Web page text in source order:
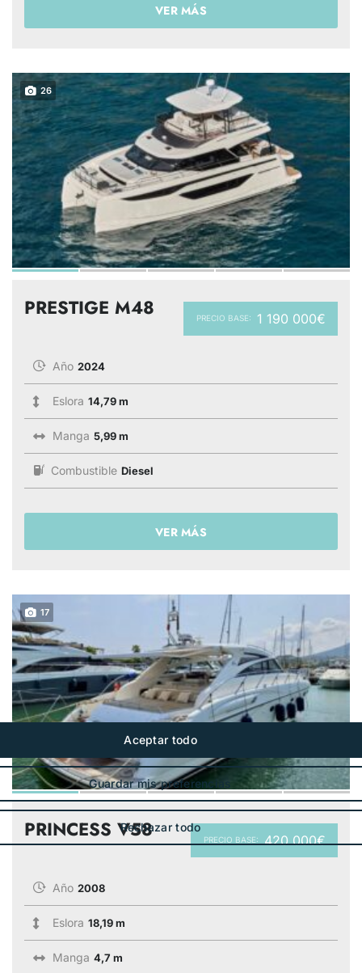
VER MÁS
26
PRECIO BASE: 1 190 000€
PRESTIGE M48
Año 2024
Eslora 14,79 m
Manga 5,99 m
Combustible Diesel
VER MÁS
17
PRECIO BASE: 420 000€
PRINCESS V58
Año 2008
Eslora 18,19 m
Manga 4,7 m